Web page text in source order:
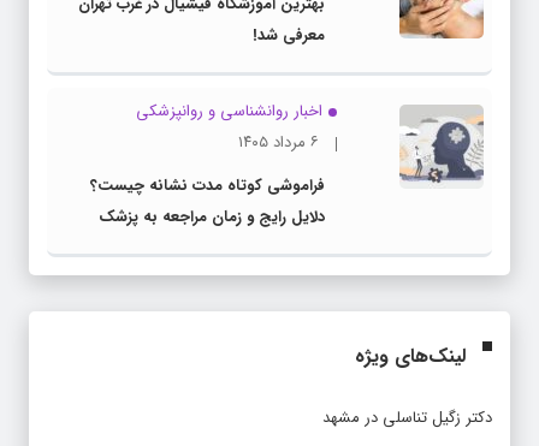
معرفی شد!
اخبار روانشناسی و روانپزشكی
۶ مرداد ۱۴۰۵
فراموشی کوتاه مدت نشانه چیست؟
دلایل رایج و زمان مراجعه به پزشک
لینک‌های ویژه
دکتر زگیل تناسلی در مشهد